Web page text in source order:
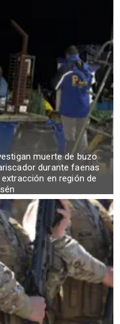
muerte de buzo
durante faenas
extracción en región de